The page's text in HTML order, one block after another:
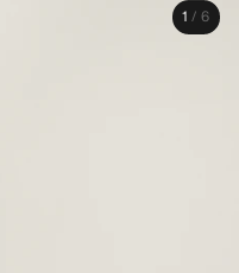
1 / 6